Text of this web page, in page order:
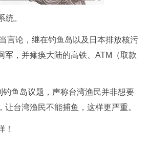
。
论，继在钓鱼岛以及日本排放核污
军，并瘫痪大陆的高铁、ATM（取款
鱼岛议题，声称台湾渔民并非想要
台湾渔民不能捕鱼，这样更严重。